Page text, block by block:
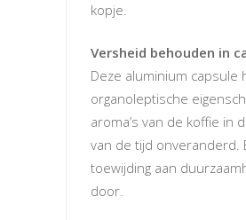
kopje.
Versheid behouden in
Deze aluminium capsule
organoleptische
aroma’s van de koffie in
van de tijd onveranderd.
toewijding aan
door.